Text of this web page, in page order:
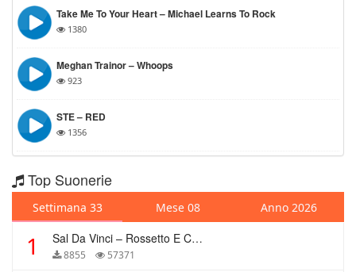
Take Me To Your Heart – Michael Learns To Rock
1380
Meghan Trainor – Whoops
923
STE – RED
1356
Top Suonerie
Settimana 33 Mese 08 Anno 2026
1 Sal Da Vinci – Rossetto E Caffè
8855 57371